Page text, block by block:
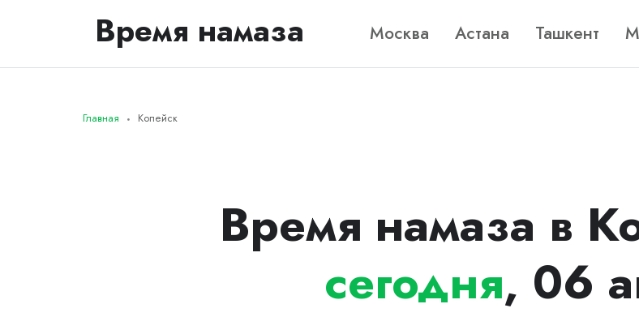
Время намаза Москва Астана Ташкент
Главная Копейск
Время намаза в
сегодня, 06